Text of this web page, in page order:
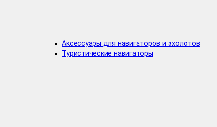
Аксессуары для навигаторов и эхолотов
Туристические навигаторы